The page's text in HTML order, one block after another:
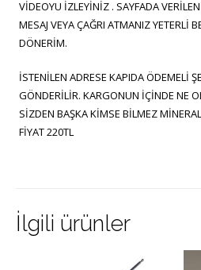
VİDEOYU İZLEYİNİZ . SAYFADA
MESAJ VEYA ÇAĞRI ATMANIZ YETERLİ
DÖNERİM.
İSTENİLEN ADRESE KAPIDA ÖDEMELİ
GÖNDERİLİR. KARGONUN İÇİNDE NE
SİZDEN BAŞKA KİMSE BİLMEZ
FİYAT 220TL
İlgili ürünler